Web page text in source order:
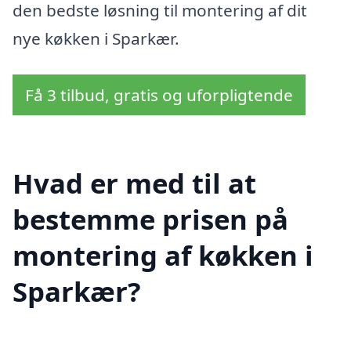
den bedste løsning til montering af dit
nye køkken i Sparkær.
Få 3 tilbud, gratis og uforpligtende
Hvad er med til at
bestemme prisen på
montering af køkken i
Sparkær?